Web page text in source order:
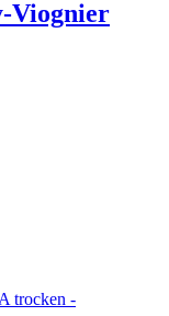
Viognier